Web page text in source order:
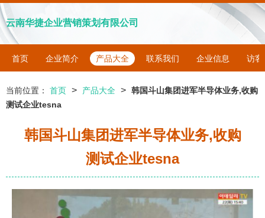
云南华捷企业营销策划有限公司
首页 企业简介 产品大全 联系我们 企业信息 访客
当前位置： 首页 > 产品大全 > 韩国斗山集团进军半导体业务,收购
测试企业tesna
韩国斗山集团进军半导体业务,收购
测试企业tesna